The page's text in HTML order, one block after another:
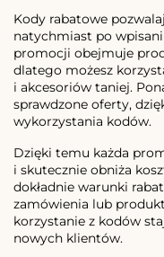
Kody rabatowe
natychmiast po
promocji obejmuje
dlatego możesz
i akcesoriów taniej.
sprawdzone oferty,
wykorzystania kodów.
Dzięki temu każda
i skutecznie obniża
dokładnie warunki
zamówienia lub
korzystanie z kodów
nowych klientów.